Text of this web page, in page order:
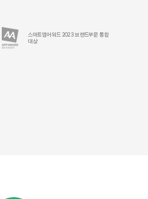
스마트앱어워드 2023 브랜드부문 통합
대상